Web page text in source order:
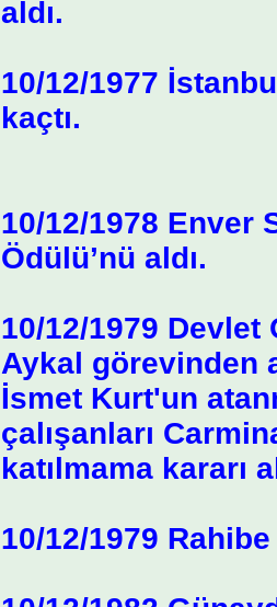
aldı.
10/12/1977
kaçtı.
10/12/1978 Enver
Ödülü’nü aldı.
10/12/1979
Aykal görevinden
İsmet Kurt'un
çalışanları
katılmama kararı
10/12/1979